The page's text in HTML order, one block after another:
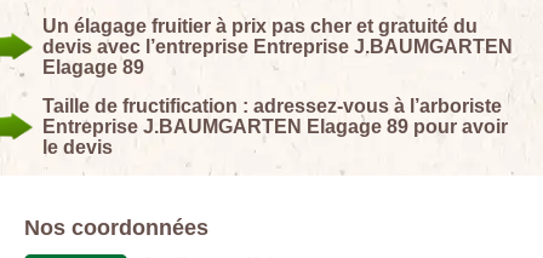
Un élagage fruitier à prix pas cher et gratuité du
devis avec l’entreprise Entreprise J.BAUMGARTEN
Elagage 89
Taille de fructification : adressez-vous à l’arboriste
Entreprise J.BAUMGARTEN Elagage 89 pour avoir
le devis
Nos coordonnées